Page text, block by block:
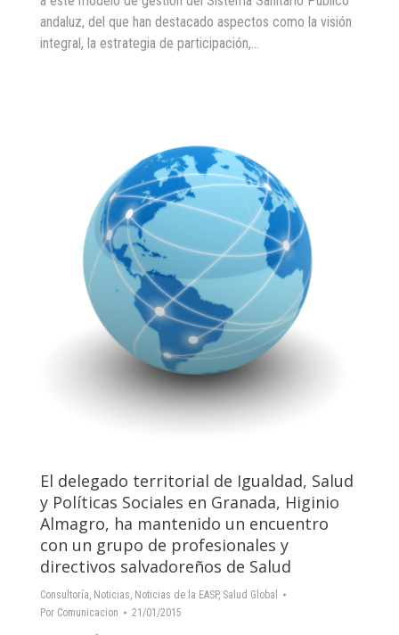
andaluz, del que han destacado aspectos como la visión
integral, la estrategia de participación,…
El delegado territorial de Igualdad, Salud
y Políticas Sociales en Granada, Higinio
Almagro, ha mantenido un encuentro
con un grupo de profesionales y
directivos salvadoreños de Salud
Consultoría, Noticias, Noticias de la EASP, Salud Global
Por Comunicacion 21/01/2015